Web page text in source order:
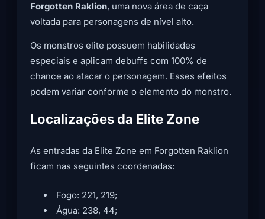
Forgotten Raklion, uma nova área de caça
voltada para personagens de nível alto.
Os monstros elite possuem habilidades
especiais e aplicam debuffs com 100% de
chance ao atacar o personagem. Esses efeitos
podem variar conforme o elemento do monstro.
Localizações da Elite Zone
As entradas da Elite Zone em Forgotten Raklion
ficam nas seguintes coordenadas:
Fogo: 221, 219;
Água: 238, 44;